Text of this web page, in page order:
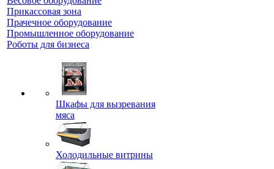
Прикассовая зона
Прачечное оборудование
Промышленное оборудование
Роботы для бизнеса
Шкафы для вызревания
мяса
Холодильные витрины